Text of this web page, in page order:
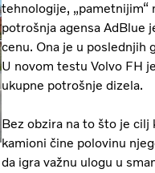
tehnologije,
potrošnja agensa AdBlue
cenu. Ona je u poslednjih
U novom testu Volvo FH
ukupne potrošnje dizela.
Bez obzira na to što je
kamioni čine polovinu
da igra važnu ulogu u